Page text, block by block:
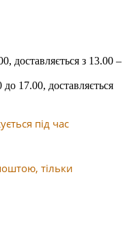
доставляється з 13.00 –
17.00, доставляється
під час
тільки